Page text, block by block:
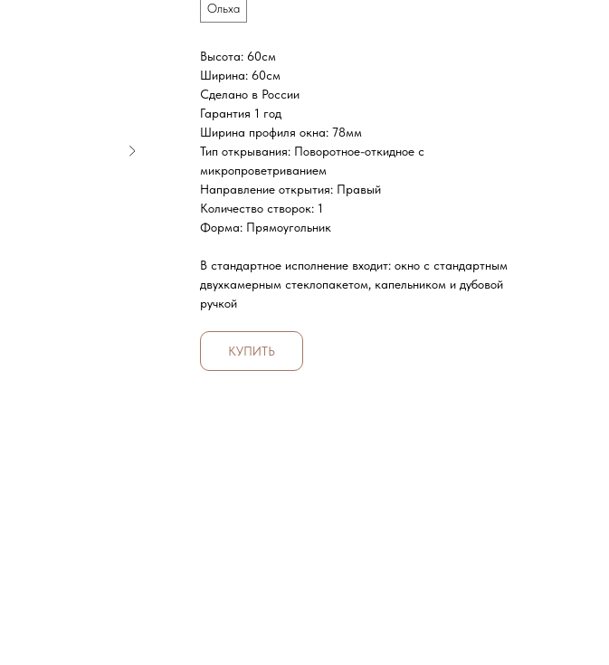
Ольха
Высота: 60см
Ширина: 60см
Сделано в России
Гарантия 1 год
Ширина профиля окна: 78мм
Тип открывания: Поворотное-откидное с
микропроветриванием
Направление открытия: Правый
Количество створок: 1
Форма: Прямоугольник
В стандартное исполнение входит: окно с стандартным
двухкамерным стеклопакетом, капельником и дубовой
ручкой
КУПИТЬ